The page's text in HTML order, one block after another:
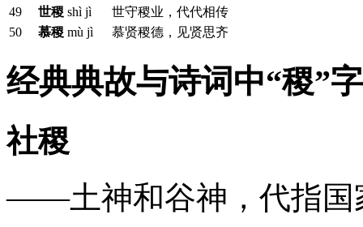
49
世稷 shì jì
世守稷业，代代相传
50
慕稷 mù jì 慕贤稷德，见贤思齐
经典典故与诗词中“稷”
社稷
——土神和谷神，代指国